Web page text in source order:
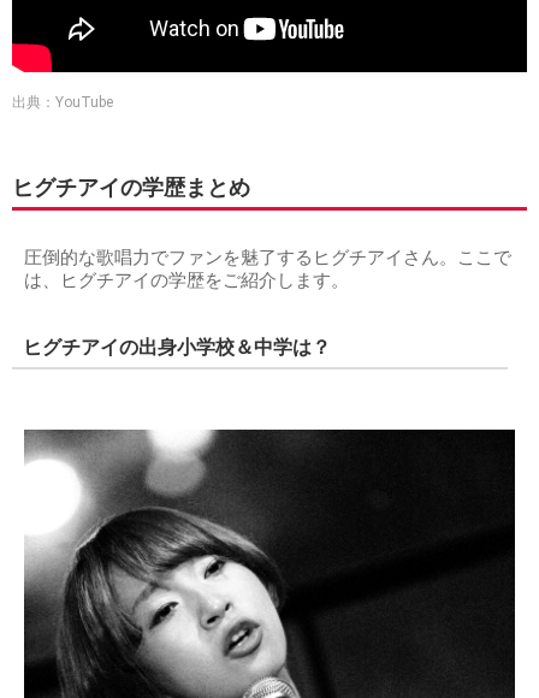
出典：YouTube
ヒグチアイの学歴まとめ
圧倒的な歌唱力でファンを魅了するヒグチアイさん。ここで
は、ヒグチアイの学歴をご紹介します。
ヒグチアイの出身小学校＆中学は？